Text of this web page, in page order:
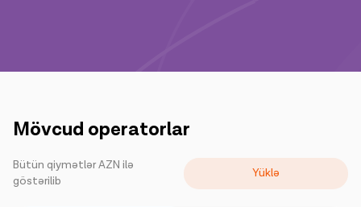
Kampaniyalar
Dəstək
Mövcud operatorlar
Bütün qiymətlər AZN ilə
göstərilib
Yüklə